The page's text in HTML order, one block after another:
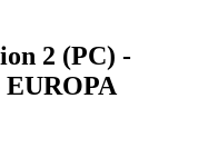
2 (PC) -